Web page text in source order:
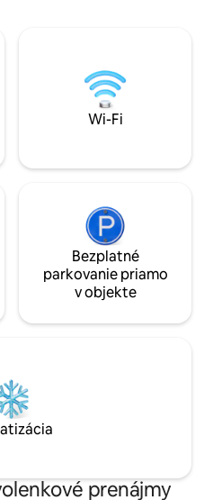
atmosféry.
televíziu, práčku
parkovanie v
Wi-Fi
Bezplatné
parkovanie priamo
v objekte
prenájmy